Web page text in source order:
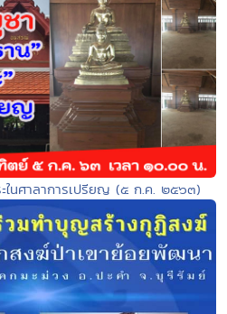
ในศาลาการเปรียญ (๕ ก.ค. ๒๕๖๓)